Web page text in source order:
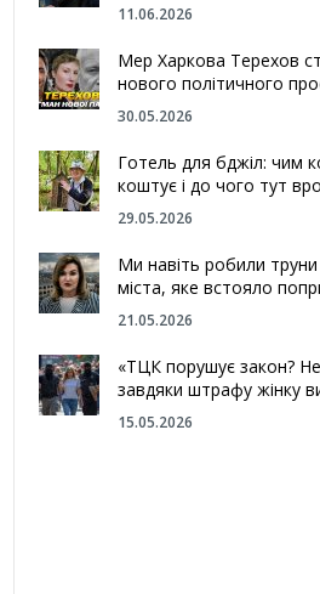
11.06.2026
Мер Харкова Терехов
нового політичного
30.05.2026
Готель для бджіл: чим
коштує і до чого тут
29.05.2026
Ми навіть робили
міста, яке встояло
21.05.2026
«ТЦК порушує закон?
завдяки штрафу жінку
15.05.2026